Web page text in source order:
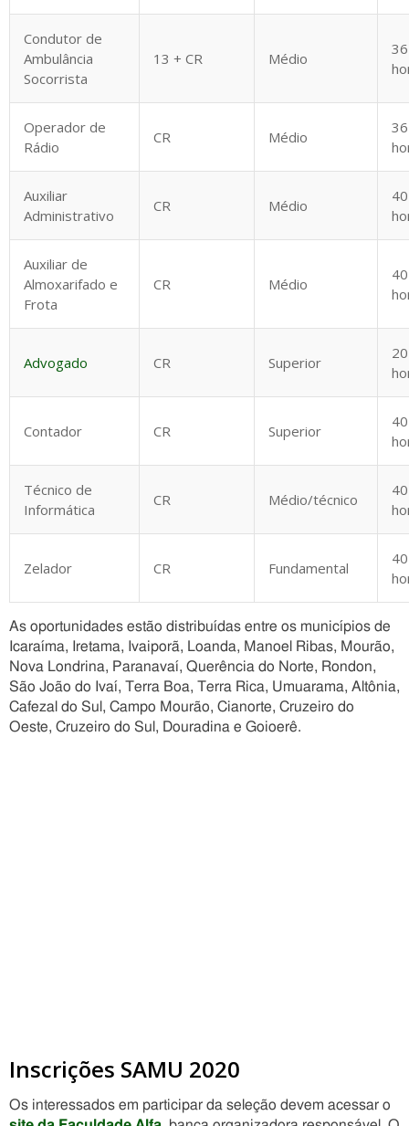
Condutor de
Ambulância
Socorrista
13 + CR Médio
36
Operador de
Rádio
CR Médio
36
Auxiliar
Administrativo
CR Médio
40
Auxiliar de
Almoxarifado e
Frota
CR Médio
40
Advogado CR Superior
20
Contador CR Superior
40
Técnico de
Informática
CR Médio/técnico
40
Zelador CR Fundamental
40
As oportunidades estão distribuídas entre os municípios de
Icaraíma, Iretama, Ivaiporã, Loanda, Manoel Ribas, Mourão,
Nova Londrina, Paranavaí, Querência do Norte, Rondon,
São João do Ivaí, Terra Boa, Terra Rica, Umuarama, Altônia,
Cafezal do Sul, Campo Mourão, Cianorte, Cruzeiro do
Oeste, Cruzeiro do Sul, Douradina e Goioerê.
Inscrições SAMU 2020
Os interessados em participar da seleção devem acessar o